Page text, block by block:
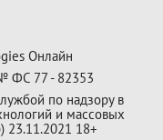
Онлайн
ФС 77 - 82353
по надзору в
и массовых
23.11.2021 18+